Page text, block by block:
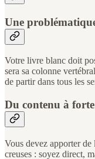
Une
Votre livre blanc doit
sera sa colonne
de partir dans tous les
Du contenu à
Vous devez apporter de
creuses : soyez direct,